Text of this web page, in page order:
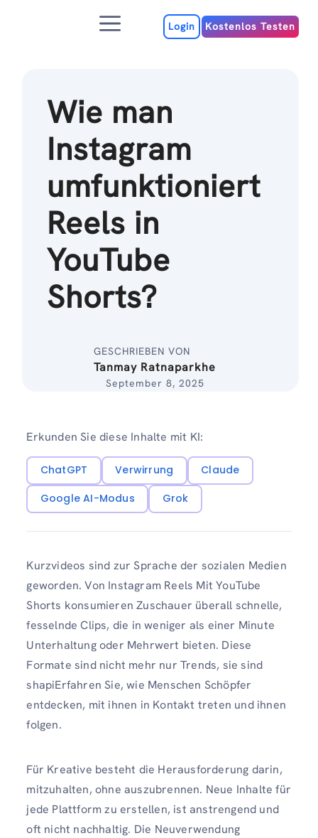
MenuLogin Kostenlos Testen
Wie man
Instagram
umfunktioniert
Reels in
YouTube
Shorts?
GESCHRIEBEN VON
Tanmay Ratnaparkhe
September 8, 2025
Erkunden Sie diese Inhalte mit KI:
ChatGPT Verwirrung
Claude
Google AI-Modus
Grok
Kurzvideos sind zur Sprache der sozialen Medien
geworden. Von Instagram Reels Mit YouTube
Shorts konsumieren Zuschauer überall schnelle,
fesselnde Clips, die in weniger als einer Minute
Unterhaltung oder Mehrwert bieten. Diese
Formate sind nicht mehr nur Trends, sie sind
shapiErfahren Sie, wie Menschen Schöpfer
entdecken, mit ihnen in Kontakt treten und ihnen
folgen.
Für Kreative besteht die Herausforderung darin,
mitzuhalten, ohne auszubrennen. Neue Inhalte für
jede Plattform zu erstellen, ist anstrengend und
oft nicht nachhaltig. Die Neuverwendung